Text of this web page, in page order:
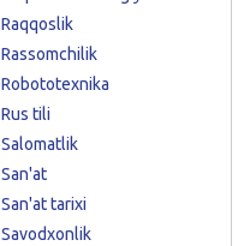
Raqqoslik
Rassomchilik
Robototexnika
Rus tili
Salomatlik
San'at
San'at tarixi
Savodxonlik